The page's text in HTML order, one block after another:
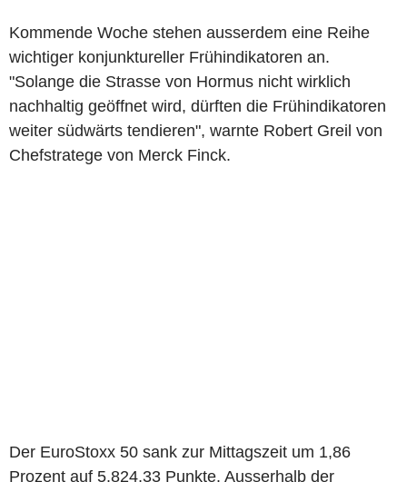
Kommende Woche stehen ausserdem eine Reihe
wichtiger konjunktureller Frühindikatoren an.
"Solange die Strasse von Hormus nicht wirklich
nachhaltig geöffnet wird, dürften die Frühindikatoren
weiter südwärts tendieren", warnte Robert Greil von
Chefstratege von Merck Finck.
Der EuroStoxx 50 sank zur Mittagszeit um 1,86
Prozent auf 5.824,33 Punkte. Ausserhalb der